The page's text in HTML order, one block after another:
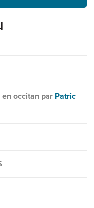
occitan par Patric